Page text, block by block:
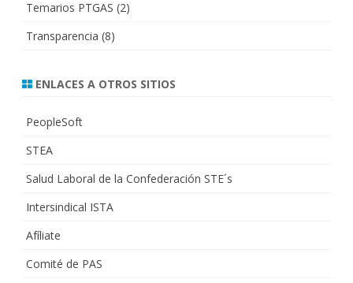
Temarios PTGAS (2)
Transparencia (8)
ENLACES A OTROS SITIOS
PeopleSoft
STEA
Salud Laboral de la Confederación STE´s
Intersindical ISTA
Afíliate
Comité de PAS